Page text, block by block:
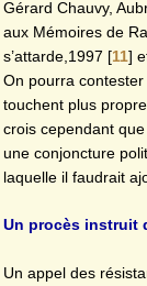
Gérard Chauvy,
aux Mémoires de
s’attarde,1997 [11]
On pourra
touchent plus
crois cependant
une conjoncture
laquelle il faudrait
Un procès instruit
Un appel des